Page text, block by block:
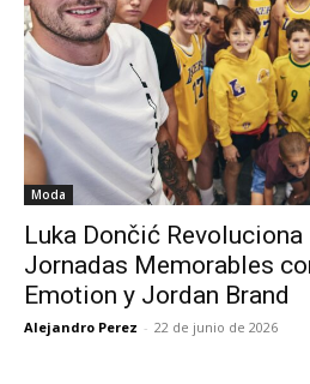
Moda
Luka Dončić
Jornadas Memorables
Emotion y Jordan Brand
Alejandro Perez - 22 de junio de 2026